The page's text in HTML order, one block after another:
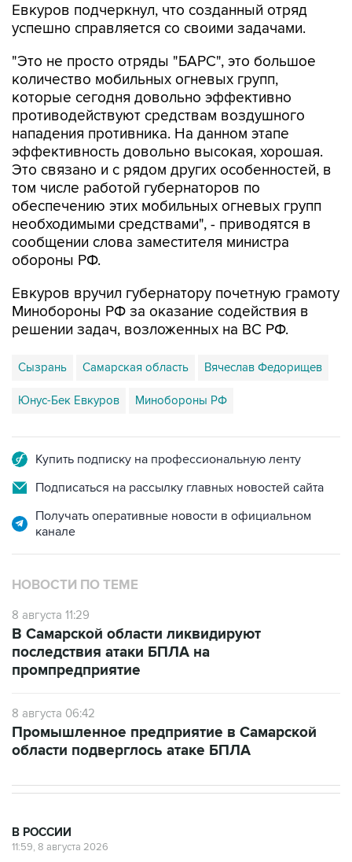
Евкуров подчеркнул, что созданный отряд
успешно справляется со своими задачами.
"Это не просто отряды "БАРС", это большое
количество мобильных огневых групп,
которые сегодня довольно эффективно
противодействуют средствам воздушного
нападения противника. На данном этапе
эффективность довольно высокая, хорошая.
Это связано и с рядом других особенностей, в
том числе работой губернаторов по
обеспечению этих мобильных огневых групп
необходимыми средствами", - приводятся в
сообщении слова заместителя министра
обороны РФ.
Евкуров вручил губернатору почетную грамоту
Минобороны РФ за оказание содействия в
решении задач, возложенных на ВС РФ.
Сызрань Самарская область Вячеслав Федорищев
Юнус-Бек Евкуров Минобороны РФ
Купить подписку на профессиональную ленту
Подписаться на рассылку главных новостей сайта
Получать оперативные новости в официальном
канале
НОВОСТИ ПО ТЕМЕ
8 августа 11:29
В Самарской области ликвидируют
последствия атаки БПЛА на
промпредприятие
8 августа 06:42
Промышленное предприятие в Самарской
области подверглось атаке БПЛА
В РОССИИ
11:59, 8 августа 2026